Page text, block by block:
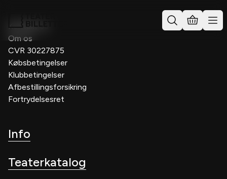
Kontakt os
Om os
CVR 30227875
Købsbetingelser
Klubbetingelser
Afbestillingsforsikring
Fortrydelsesret
Info
Teaterkatalog